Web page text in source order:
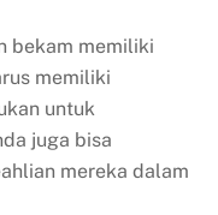
bekam memiliki
memiliki
untuk
juga bisa
mereka dalam